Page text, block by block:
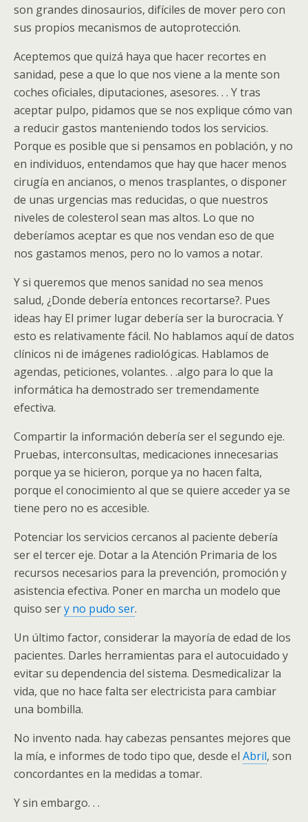
son grandes dinosaurios, difíciles de mover pero con
sus propios mecanismos de autoprotección.
Aceptemos que quizá haya que hacer recortes en
sanidad, pese a que lo que nos viene a la mente son
coches oficiales, diputaciones, asesores. . . Y tras
aceptar pulpo, pidamos que se nos explique cómo van
a reducir gastos manteniendo todos los servicios.
Porque es posible que si pensamos en población, y no
en individuos, entendamos que hay que hacer menos
cirugía en ancianos, o menos trasplantes, o disponer
de unas urgencias mas reducidas, o que nuestros
niveles de colesterol sean mas altos. Lo que no
deberíamos aceptar es que nos vendan eso de que
nos gastamos menos, pero no lo vamos a notar.
Y si queremos que menos sanidad no sea menos
salud, ¿Donde debería entonces recortarse?. Pues
ideas hay El primer lugar debería ser la burocracia. Y
esto es relativamente fácil. No hablamos aquí de datos
clínicos ni de imágenes radiológicas. Hablamos de
agendas, peticiones, volantes. . .algo para lo que la
informática ha demostrado ser tremendamente
efectiva.
Compartir la información debería ser el segundo eje.
Pruebas, interconsultas, medicaciones innecesarias
porque ya se hicieron, porque ya no hacen falta,
porque el conocimiento al que se quiere acceder ya se
tiene pero no es accesible.
Potenciar los servicios cercanos al paciente debería
ser el tercer eje. Dotar a la Atención Primaria de los
recursos necesarios para la prevención, promoción y
asistencia efectiva. Poner en marcha un modelo que
quiso sery no pudo ser.
Un último factor, considerar la mayoría de edad de los
pacientes. Darles herramientas para el autocuidado y
evitar su dependencia del sistema. Desmedicalizar la
vida, que no hace falta ser electricista para cambiar
una bombilla.
No invento nada. hay cabezas pensantes mejores que
la mía, e informes de todo tipo que, desde el Abril, son
concordantes en la medidas a tomar.
Y sin embargo. . .